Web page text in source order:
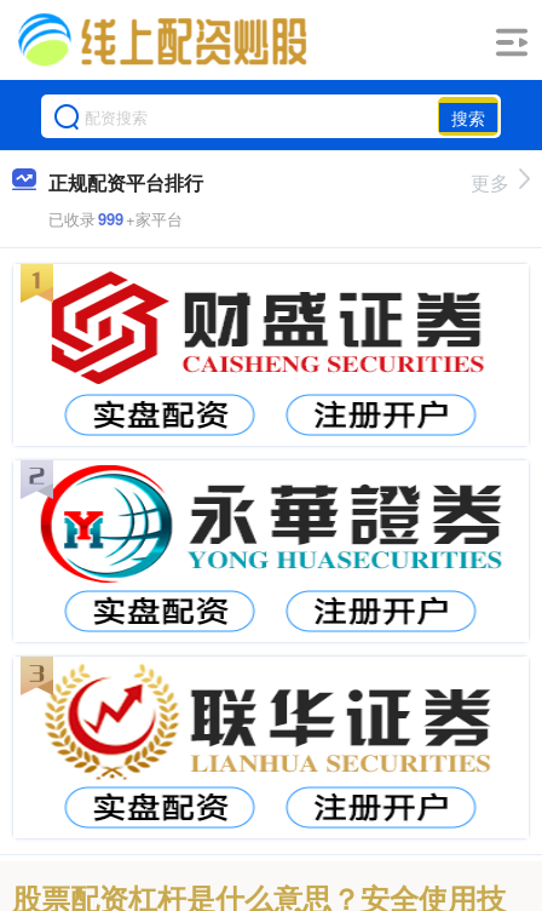
搜索
正规配资平台排行
已收录999+家平台
更多
股票配资杠杆是什么意思？安全使用技